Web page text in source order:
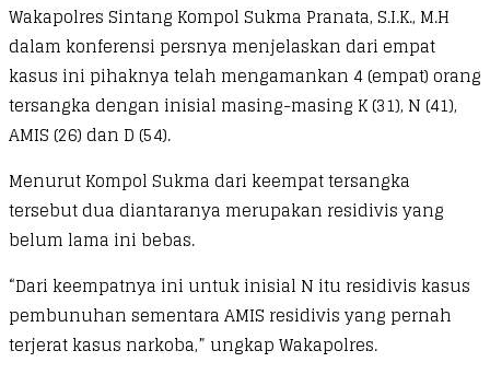
Wakapolres Sintang Kompol Sukma Pranata, S.I.K., M.H
dalam konferensi persnya menjelaskan dari empat
kasus ini pihaknya telah mengamankan 4 (empat) orang
tersangka dengan inisial masing-masing K (31), N (41),
AMIS (26) dan D (54).
Menurut Kompol Sukma dari keempat tersangka
tersebut dua diantaranya merupakan residivis yang
belum lama ini bebas.
“Dari keempatnya ini untuk inisial N itu residivis kasus
pembunuhan sementara AMIS residivis yang pernah
terjerat kasus narkoba,” ungkap Wakapolres.